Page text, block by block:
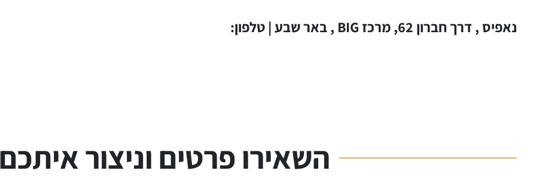
נאפיס , דרך חברון 62, מרכז BIG , באר שבע | טלפון:
השאירו פרטים וניצור